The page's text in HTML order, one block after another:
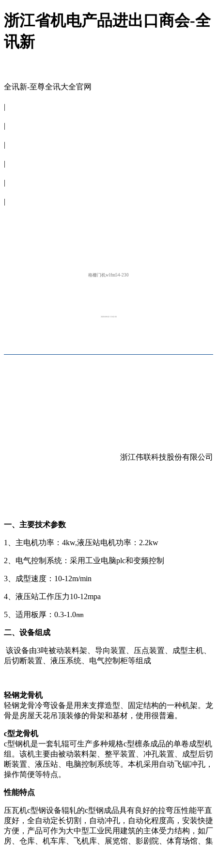
浙江省机电产品进出口商会-全
讯新
全讯新-至尊全讯大全官网
|
|
|
|
|
|
格栅门机wlfm54-230
2020-09-02 15:02:36
浙江伟联科技股份有限公司
一、主要技术参数
1、主电机功率：4kw,液压站电机功率：2.2kw
2、电气控制系统：采用工业电脑plc和变频控制
3、成型速度：10-12m/min
4、液压站工作压力10-12mpa
5、适用板厚：0.3-1.0㎜
二、设备组成
该设备由3吨被动装料架、导向装置、压点装置、成型主机、
后切断装置、液压系统、电气控制柜等组成
轻钢龙骨机
轻钢龙骨冷弯设备是用来支撑造型、固定结构的一种机架。龙
骨是房屋天花吊顶装修的骨架和基材，使用很普遍。
c型龙骨机
c型钢机是一套轧辊可生产多种规格c型檩条成品的单卷成型机
组。该机主要由被动装料架、整平装置、冲孔装置、成型后切
断装置、液压站、电脑控制系统等。本机采用自动飞锯冲孔，
操作简便等特点。
性能特点
压瓦机c型钢设备辊轧的c型钢成品具有良好的拉弯压性能平直
度好，全自动定长切割，自动冲孔，自动化程度高，安装快捷
方便，产品可作为大中型工业民用建筑的主体受力结构，如厂
房、仓库、机车库、飞机库、展览馆、影剧院、体育场馆、集